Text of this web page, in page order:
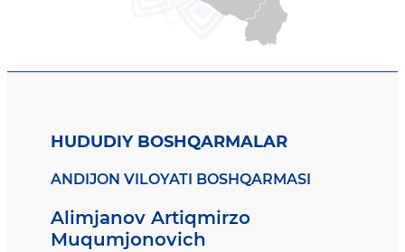
HUDUDIY BOSHQARMALAR
ANDIJON VILOYATI BOSHQARMASI
Alimjanov Artiqmirzo
Muqumjonovich